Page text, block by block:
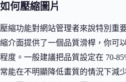
如何壓縮圖片
壓縮功能對網站管理者來說特別重
縮介面提供了一個品質滑桿，你可
程度。一般建議把品質設定在 70-
常能在不明顯降低畫質的情況下減